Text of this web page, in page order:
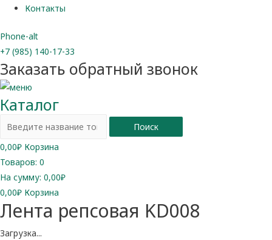
Контакты
Phone-alt
+7 (985) 140-17-33
Заказать обратный звонок
Каталог
Поиск
0,00₽ Корзина
Товаров: 0
На сумму: 0,00₽
0,00₽ Корзина
Лента репсовая KD008
Загрузка...